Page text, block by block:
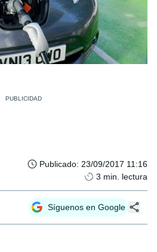
Publicado: 23/09/2017 11:16
3 min. lectura
Síguenos en Google